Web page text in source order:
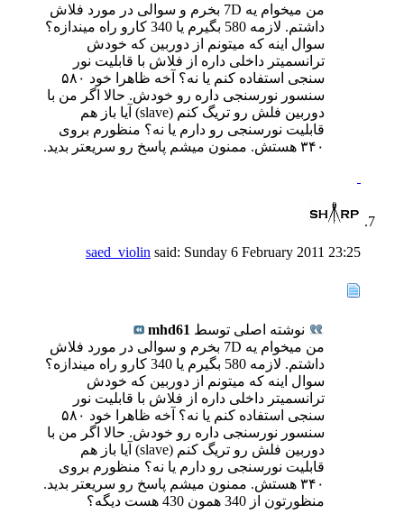
من میخوام یه 7D بخرم و سوالی در مورد فلاش
داشتم. لازمه 580 بگیرم یا 340 کارو راه میندازه؟
سوال اینه که میتونم از دوربین که خودش
ترانسمیتر داخلی داره از فلاش با قابلیت نور
سنجی استفاده کنم یا نه؟ آخه ظاهرا خود ۵۸۰
سنسور نورسنجی داره رو خودش. حالا اگر من با
دوربین فلش رو تریگ کنم (slave) آیا باز هم
قابلیت نورسنجی رو دارم یا نه؟ منظورم بروی
۳۴۰ هستش. ممنون میشم پاسخ رو سریعتر بدید.
saed_violin said: Sunday 6 February 2011 23:25
نوشته اصلی توسط mhd61
من میخوام یه 7D بخرم و سوالی در مورد فلاش
داشتم. لازمه 580 بگیرم یا 340 کارو راه میندازه؟
سوال اینه که میتونم از دوربین که خودش
ترانسمیتر داخلی داره از فلاش با قابلیت نور
سنجی استفاده کنم یا نه؟ آخه ظاهرا خود ۵۸۰
سنسور نورسنجی داره رو خودش. حالا اگر من با
دوربین فلش رو تریگ کنم (slave) آیا باز هم
قابلیت نورسنجی رو دارم یا نه؟ منظورم بروی
۳۴۰ هستش. ممنون میشم پاسخ رو سریعتر بدید.
منظورتون از 340 همون 430 هست دیگه؟